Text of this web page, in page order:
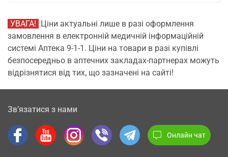
УВАГА! Ціни актуальні лише в разі оформлення
замовлення в електронній медичній інформаційній
системі Аптека 9-1-1. Ціни на товари в разі купівлі
безпосередньо в аптечних закладах-партнерах можуть
відрізнятися від тих, що зазначені на сайті!
Зв’язатися з нами
Онлайн чат